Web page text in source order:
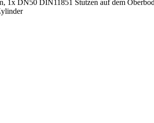
1x DN50 DIN11851 Stutzen auf dem